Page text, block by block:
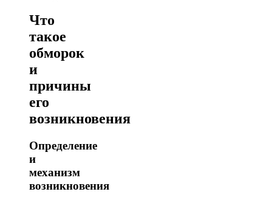
Что
такое
обморок
и
причины
его
возникновения
Определение
и
механизм
возникновения